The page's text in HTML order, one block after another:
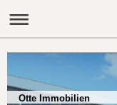
Otte Immobilien